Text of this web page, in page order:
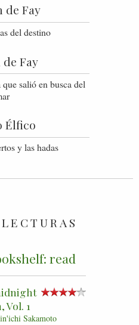
de Fay
del destino
Fay
salió en busca del
Élfico
y las hadas
read
Vol. 1
Sakamoto